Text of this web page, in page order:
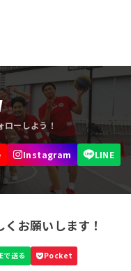
お願いします！